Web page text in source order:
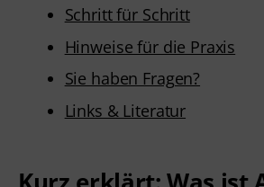
Schritt für Schritt
Hinweise für die Praxis
Sie haben Fragen?
Links & Literatur